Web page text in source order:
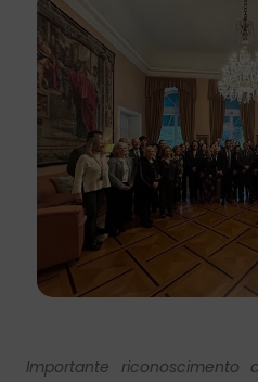
Importante riconoscimento